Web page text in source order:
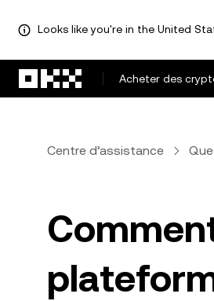
Looks like you're in the United
Acheter des
Centre d’assistance